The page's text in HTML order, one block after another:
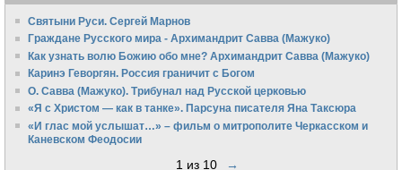
Святыни Руси. Сергей Марнов
Граждане Русского мира - Архимандрит Савва (Мажуко)
Как узнать волю Божию обо мне? Архимандрит Савва (Мажуко)
Каринэ Геворгян. Россия граничит с Богом
О. Савва (Мажуко). Трибунал над Русской церковью
«Я с Христом — как в танке». Парсуна писателя Яна Таксюра
«И глас мой услышат…» – фильм о митрополите Черкасском и
Каневском Феодосии
1 из 10 →